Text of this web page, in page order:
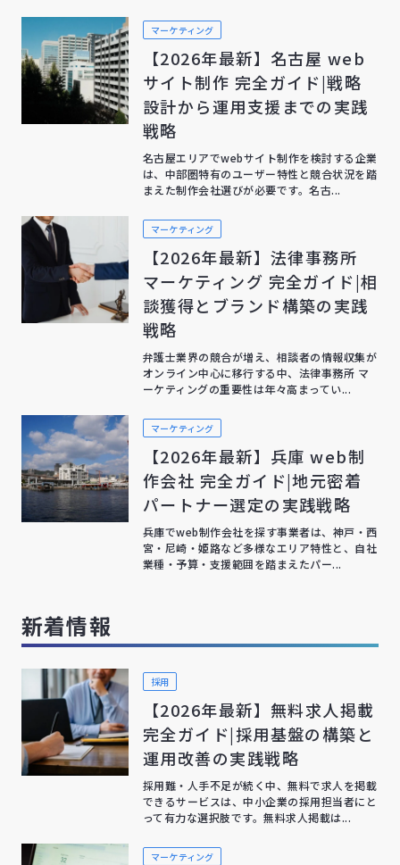
マーケティング
【2026年最新】名古屋 web
サイト制作 完全ガイド|戦略
設計から運用支援までの実践
戦略
名古屋エリアでwebサイト制作を検討する企業
は、中部圏特有のユーザー特性と競合状況を踏
まえた制作会社選びが必要です。名古...
マーケティング
【2026年最新】法律事務所
マーケティング 完全ガイド|相
談獲得とブランド構築の実践
戦略
弁護士業界の競合が増え、相談者の情報収集が
オンライン中心に移行する中、法律事務所 マ
ーケティングの重要性は年々高まってい...
マーケティング
【2026年最新】兵庫 web制
作会社 完全ガイド|地元密着
パートナー選定の実践戦略
兵庫でweb制作会社を探す事業者は、神戸・西
宮・尼崎・姫路など多様なエリア特性と、自社
業種・予算・支援範囲を踏まえたパー...
新着情報
採用
【2026年最新】無料求人掲載
完全ガイド|採用基盤の構築と
運用改善の実践戦略
採用難・人手不足が続く中、無料で求人を掲載
できるサービスは、中小企業の採用担当者にと
って有力な選択肢です。無料求人掲載は...
マーケティング